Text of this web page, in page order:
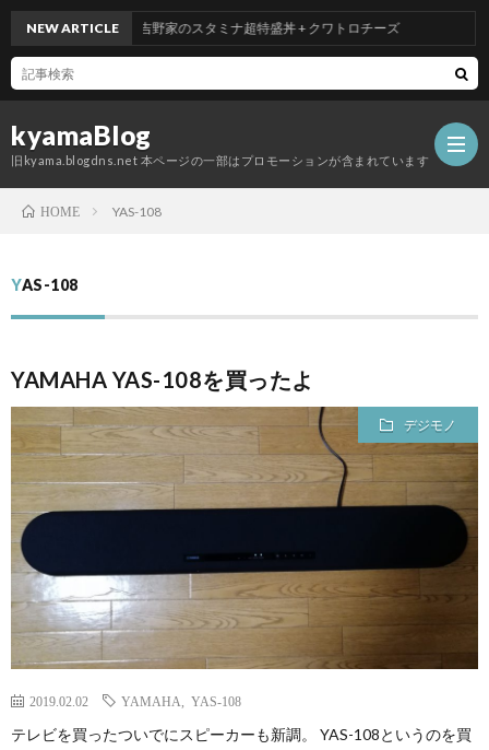
kyamaBlog
旧kyama.blogdns.net 本ページの一部はプロモーションが含まれています
NEW ARTICLE 吉野家のスタミナ超特盛丼 + クワトロチーズ
HOME YAS-108
YAS-108
YAMAHA YAS-108を買ったよ
デジモノ
2019.02.02 YAMAHA YAS-108
テレビを買ったついでにスピーカーも新調。 YAS-108というのを買